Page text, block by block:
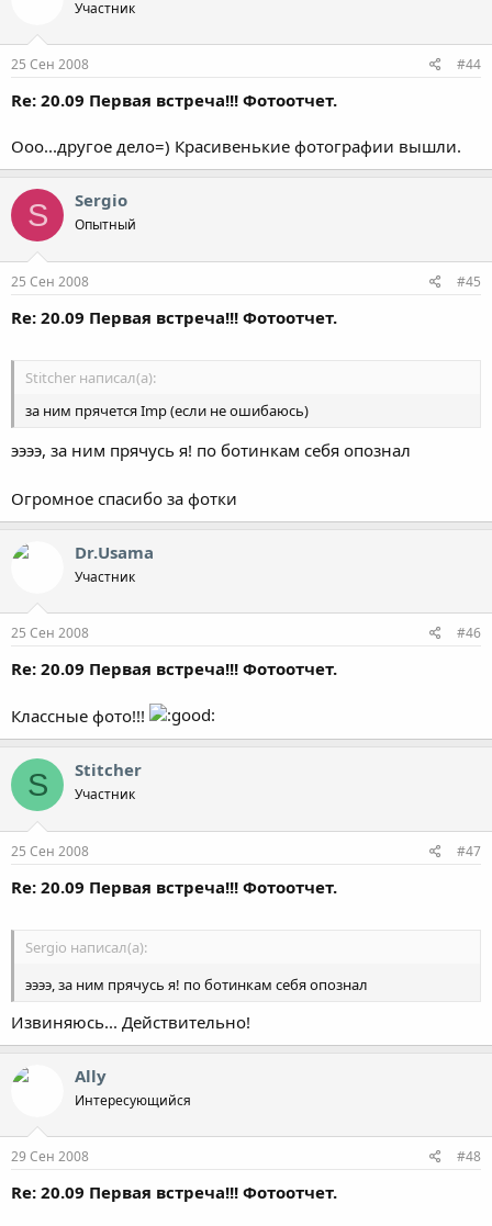
Участник
25 Сен 2008 #44
Re: 20.09 Первая встреча!!! Фотоотчет.
Ооо...другое дело=) Красивенькие фотографии вышли.
S Sergio
Опытный
25 Сен 2008 #45
Re: 20.09 Первая встреча!!! Фотоотчет.
Stitcher написал(а):
за ним прячется Imp (если не ошибаюсь)
ээээ, за ним прячусь я! по ботинкам себя опознал
Огромное спасибо за фотки
Dr.Usama
Участник
25 Сен 2008 #46
Re: 20.09 Первая встреча!!! Фотоотчет.
Классные фото!!!
S Stitcher
Участник
25 Сен 2008 #47
Re: 20.09 Первая встреча!!! Фотоотчет.
Sergio написал(а):
ээээ, за ним прячусь я! по ботинкам себя опознал
Извиняюсь... Действительно!
Ally
Интересующийся
29 Сен 2008 #48
Re: 20.09 Первая встреча!!! Фотоотчет.